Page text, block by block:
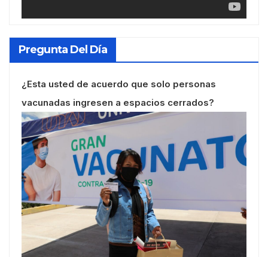
Pregunta Del Día
¿Esta usted de acuerdo que solo personas
vacunadas ingresen a espacios cerrados?